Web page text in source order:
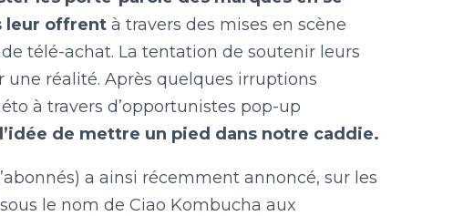
leur offrent à travers des mises en scène
télé-achat. La tentation de soutenir leurs
réalité. Après quelques irruptions
à travers d’opportunistes pop-up
de mettre un pied dans notre caddie.
a ainsi récemment annoncé, sur les
le nom de Ciao Kombucha aux